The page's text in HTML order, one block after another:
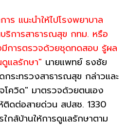
ร แนะนำให้ไปโรงพยาบาล
ริการสาธารณสุข กทม. หรือ
การตรวจด้วยชุดทดสอบ รู้ผล
ดูแลรักษา" นายแพทย์ ธงชัย
ระทรวงสาธารณสุข กล่าวและ
ควิด" มาตรวจด้วยตนเอง
ติดต่อสายด่วน สปสช. 1330
กล้บ้านให้การดูแลรักษาตาม